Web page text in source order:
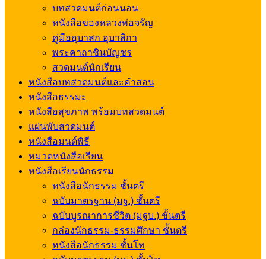
บทสวดมนต์ก่อนนอน
หนังสือของหลวงพ่อจรัญ
คู่มืออุบาสก อุบาสิกา
พระคาถาชินบัญชร
สวดมนต์นักเรียน
หนังสือบทสวดมนต์และคำสอน
หนังสือธรรมะ
หนังสือสุขภาพ พร้อมบทสวดมนต์
แผ่นพับสวดมนต์
หนังสือมนต์พิธี
หมวดหนังสือเรียน
หนังสือเรียนนักธรรม
หนังสือนักธรรม ชั้นตรี
ฉบับมาตรฐาน (มฐ.) ชั้นตรี
ฉบับบูรณาการชีวิต (มฐบ.) ชั้นตรี
กล่องนักธรรม-ธรรมศึกษา ชั้นตรี
หนังสือนักธรรม ชั้นโท